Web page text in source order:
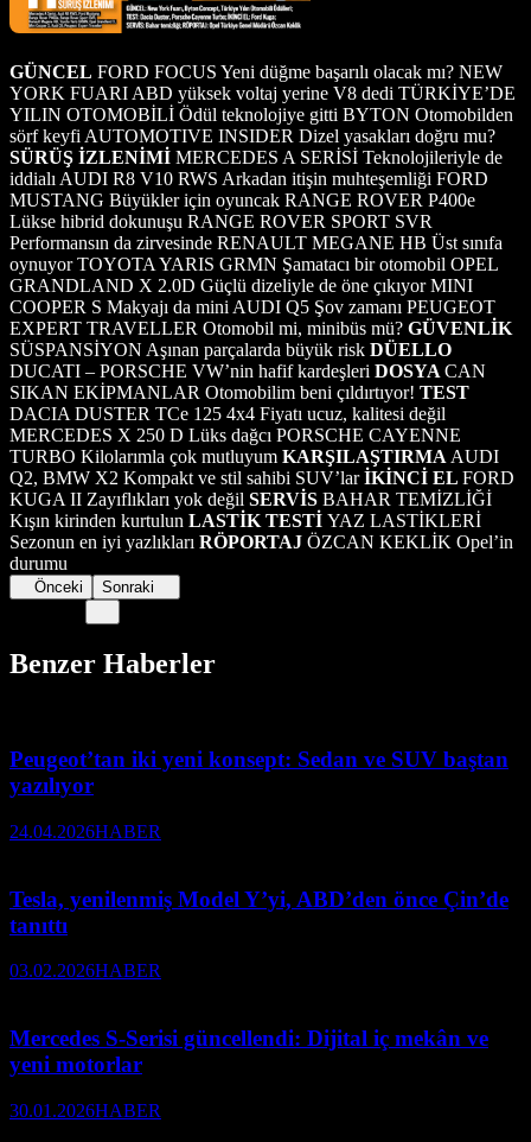
GÜNCEL FORD FOCUS Yeni düğme başarılı olacak mı? NEW
YORK FUARI ABD yüksek voltaj yerine V8 dedi TÜRKİYE’DE
YILIN OTOMOBİLİ Ödül teknolojiye gitti BYTON Otomobilden
sörf keyfi AUTOMOTIVE INSIDER Dizel yasakları doğru mu?
SÜRÜŞ İZLENİMİ MERCEDES A SERİSİ Teknolojileriyle de
iddialı AUDI R8 V10 RWS Arkadan itişin muhteşemliği FORD
MUSTANG Büyükler için oyuncak RANGE ROVER P400e
Lükse hibrid dokunuşu RANGE ROVER SPORT SVR
Performansın da zirvesinde RENAULT MEGANE HB Üst sınıfa
oynuyor TOYOTA YARIS GRMN Şamatacı bir otomobil OPEL
GRANDLAND X 2.0D Güçlü dizeliyle de öne çıkıyor MINI
COOPER S Makyajı da mini AUDI Q5 Şov zamanı PEUGEOT
EXPERT TRAVELLER Otomobil mi, minibüs mü? GÜVENLİK
SÜSPANSİYON Aşınan parçalarda büyük risk DÜELLO
DUCATI – PORSCHE VW’nin hafif kardeşleri DOSYA CAN
SIKAN EKİPMANLAR Otomobilim beni çıldırtıyor! TEST
DACIA DUSTER TCe 125 4x4 Fiyatı ucuz, kalitesi değil
MERCEDES X 250 D Lüks dağcı PORSCHE CAYENNE
TURBO Kilolarımla çok mutluyum KARŞILAŞTIRMA AUDI
Q2, BMW X2 Kompakt ve stil sahibi SUV’larİKİNCİ EL FORD
KUGA II Zayıflıkları yok değil SERVİS BAHAR TEMİZLİĞİ
Kışın kirinden kurtulun LASTİK TESTİ YAZ LASTİKLERİ
Sezonun en iyi yazlıkları RÖPORTAJ ÖZCAN KEKLİK Opel’in
durumu
Önceki Sonraki
Benzer Haberler
Peugeot’tan iki yeni konsept: Sedan ve SUV baştan
yazılıyor
24.04.2026HABER
Tesla, yenilenmiş Model Y’yi, ABD’den önce Çin’de
tanıttı
03.02.2026HABER
Mercedes S-Serisi güncellendi: Dijital iç mekân ve
yeni motorlar
30.01.2026HABER